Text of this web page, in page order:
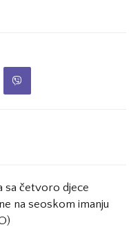
sa četvoro djece
na seoskom imanju